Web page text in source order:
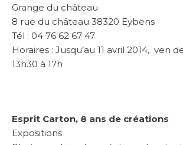
Grange du château
8 rue du château 38320 Eybens
Tél : 04 76 62 67 47
Horaires : Jusqu’au 11 avril 2014, ven
13h30 à 17h
Esprit Carton, 8 ans de créations
Expositions